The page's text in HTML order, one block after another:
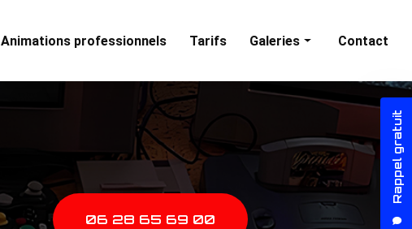
Rappel gratuit
Animations professionnels Tarifs Galeries
Animations particuliers
Contact
06 28 65 69 00